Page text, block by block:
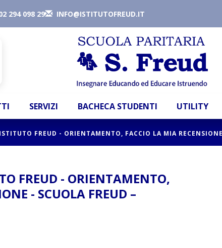
294 098 29 INFO@ISTITUTOFREUD.IT
SERVIZI BACHECA STUDENTI UTILITY
FREUD - ORIENTAMENTO, FACCIO LA MIA
FREUD - ORIENTAMENTO,
- SCUOLA FREUD –